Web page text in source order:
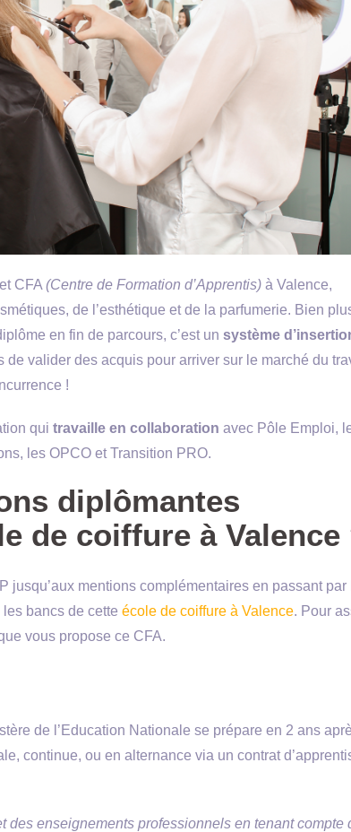
CFA (Centre de Formation d’Apprentis) à Valence,
de l’esthétique et de la parfumerie. Bien
en fin de parcours, c’est un système
de valider des acquis pour arriver sur le marché du
!
qui travaille en collaboration avec Pôle Emploi,
les OPCO et Transition PRO.
diplômantes
de coiffure à Valence
jusqu’aux mentions complémentaires en passant par
bancs de cette école de coiffure à Valence. Pour
vous propose ce CFA.
de l’Education Nationale se prépare en 2 ans
continue, ou en alternance via un contrat
enseignements professionnels en tenant compte